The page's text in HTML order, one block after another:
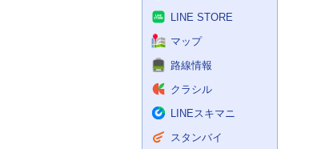
LINE STORE
マップ
路線情報
クラシル
LINEスキマニ
スタンバイ